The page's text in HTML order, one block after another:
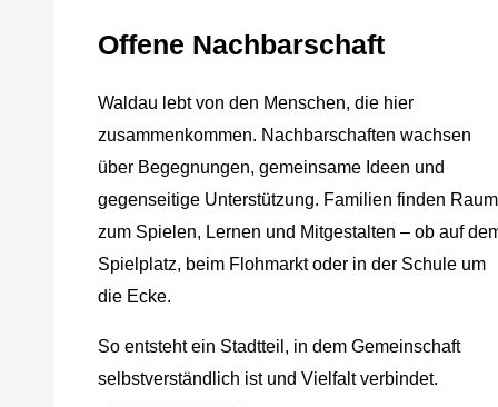
Offene Nachbarschaft
Waldau lebt von den Menschen, die hier
zusammenkommen. Nachbarschaften wachsen
über Begegnungen, gemeinsame Ideen und
gegenseitige Unterstützung. Familien finden Raum
zum Spielen, Lernen und Mitgestalten – ob auf
Spielplatz, beim Flohmarkt oder in der Schule um
die Ecke.
So entsteht ein Stadtteil, in dem Gemeinschaft
selbstverständlich ist und Vielfalt verbindet.